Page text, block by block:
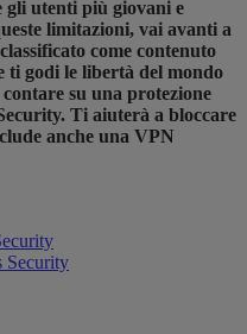
utenti più giovani e
limitazioni, vai avanti a
come contenuto
ti godi le libertà del mondo
su una protezione
. Ti aiuterà a bloccare
anche una VPN
Security